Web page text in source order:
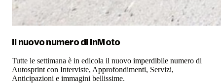
Il nuovo numero di InMoto
Tutte le settimana è in edicola il nuovo imperdibile numero di
Autosprint con Interviste, Approfondimenti, Servizi,
Anticipazioni e immagini bellissime.